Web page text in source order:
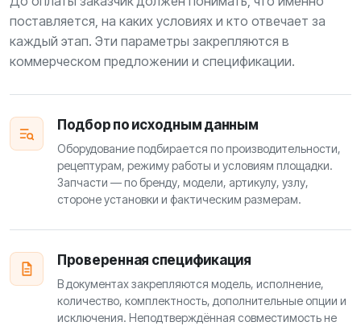
поставляется, на каких условиях и кто отвечает за
каждый этап. Эти параметры закрепляются в
коммерческом предложении и спецификации.
Подбор по исходным данным
Оборудование подбирается по производительности,
рецептурам, режиму работы и условиям площадки.
Запчасти — по бренду, модели, артикулу, узлу,
стороне установки и фактическим размерам.
Проверенная спецификация
В документах закрепляются модель, исполнение,
количество, комплектность, дополнительные опции и
исключения. Неподтверждённая совместимость не